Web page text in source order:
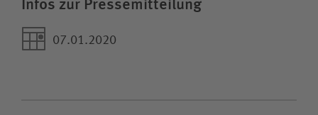
Infos zur Pressemitteilung
07.01.2020